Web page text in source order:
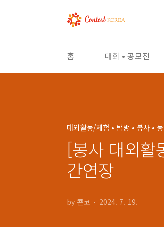
홈 대회 • 공모전
대외활동/체험 • 탐방 • 봉사 •
[봉사 대외활
간연장
by 콘코 2024. 7. 19.